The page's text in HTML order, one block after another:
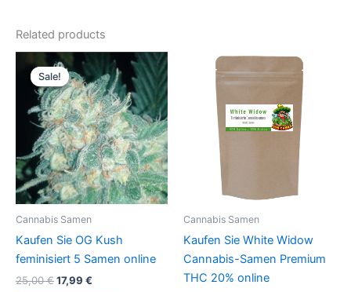
Related products
Sale!
Sale!
Cannabis Samen
Kaufen Sie OG Kush
feminisiert 5 Samen online
25,00€
Original
price
was:
25,00 €.
17,99 €
Current
price
is:
17,99 €.
Cannabis Samen
Kaufen Sie White Widow
Cannabis-Samen Premium
THC 20% online